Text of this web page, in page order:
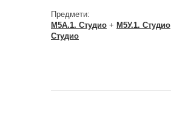
Предмети:
М5А.1. Студио + М5У.1. Студио
Студио